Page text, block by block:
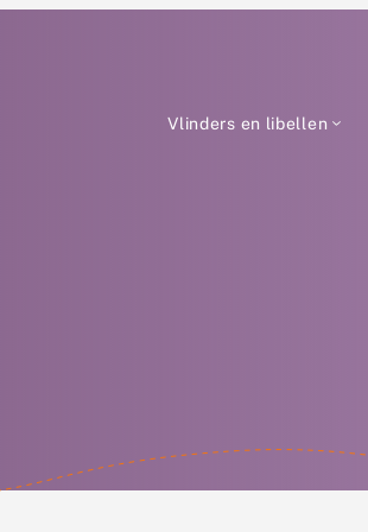
Vlinders en libellen